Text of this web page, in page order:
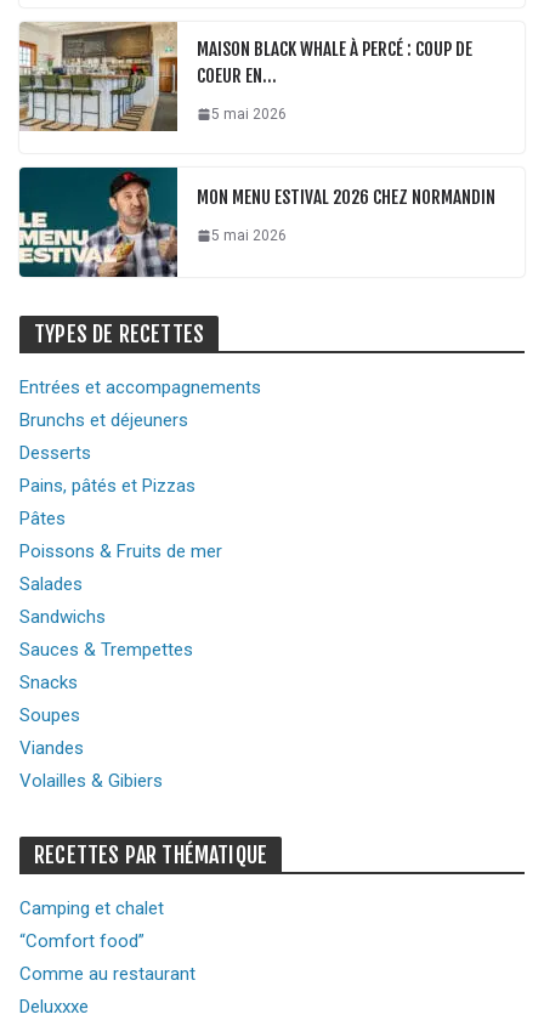
MAISON BLACK WHALE À PERCÉ : COUP DE
COEUR EN…
5 mai 2026
MON MENU ESTIVAL 2026 CHEZ NORMANDIN
5 mai 2026
TYPES DE RECETTES
Entrées et accompagnements
Brunchs et déjeuners
Desserts
Pains, pâtés et Pizzas
Pâtes
Poissons & Fruits de mer
Salades
Sandwichs
Sauces & Trempettes
Snacks
Soupes
Viandes
Volailles & Gibiers
RECETTES PAR THÉMATIQUE
Camping et chalet
“Comfort food”
Comme au restaurant
Deluxxxe